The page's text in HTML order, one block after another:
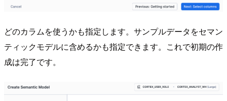
どのカラムを使うかも指定します。サンプルデータをセマン
ティックモデルに含めるかも指定できます。これで初期の作
成は完了です。